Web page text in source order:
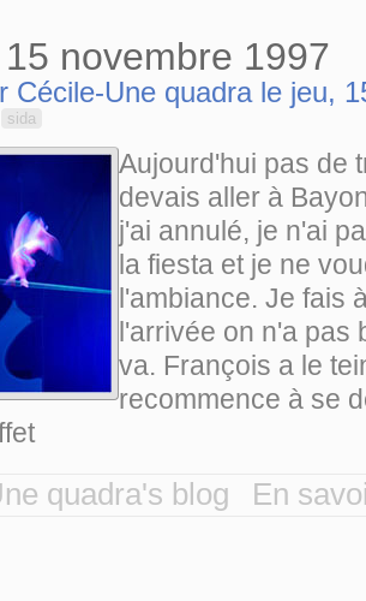
novembre 1997
Cécile-Une quadra le jeu,
sida
Aujourd'hui pas de
devais aller à
j'ai annulé, je n'ai
la fiesta et je ne
l'ambiance. Je fais
l'arrivée on n'a pas
va. François a le
recommence à se
quadra's blog En